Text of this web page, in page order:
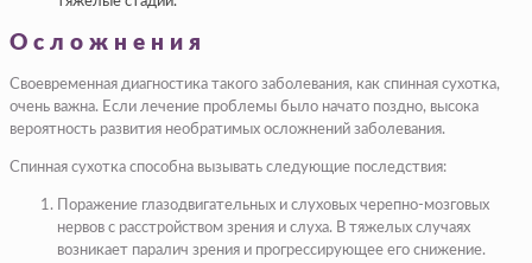
Осложнения
Своевременная диагностика такого заболевания, как спинная сухотка,
очень важна. Если лечение проблемы было начато поздно, высока
вероятность развития необратимых осложнений заболевания.
Спинная сухотка способна вызывать следующие последствия:
Поражение глазодвигательных и слуховых черепно-мозговых
нервов с расстройством зрения и слуха. В тяжелых случаях
возникает паралич зрения и прогрессирующее его снижение.